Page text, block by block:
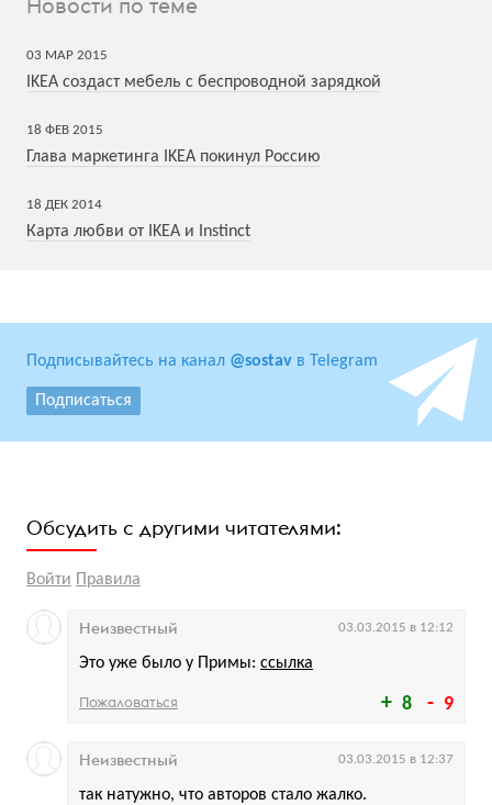
03 МАР 2015
IKEA создаст мебель с беспроводной зарядкой
18 ФЕВ 2015
Глава маркетинга IKEA покинул Россию
18 ДЕК 2014
Карта любви от IKEA и Instinct
Подписывайтесь на канал @sostav в Telegram
Подписаться
Обсудить с другими читателями:
Войти Правила
8 9
Это уже было у Примы: ссылка
Неизвестный 03.03.2015 в 12:12
Пожаловаться
так натужно, что авторов стало жалко.
Неизвестный 03.03.2015 в 12:37